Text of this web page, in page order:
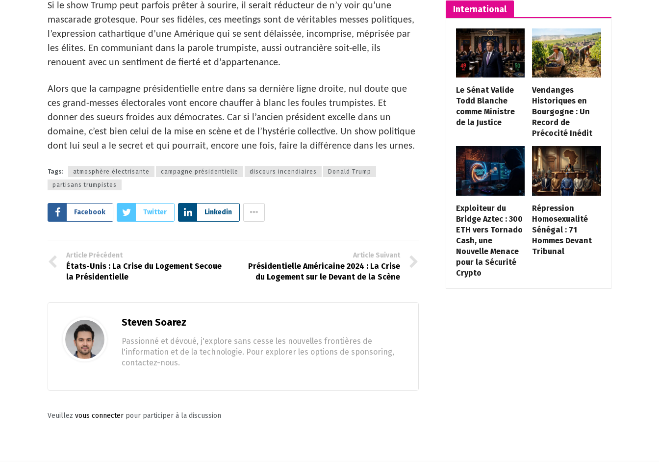
Si le show Trump peut parfois prêter à sourire, il serait réducteur de n’y voir qu’une
mascarade grotesque. Pour ses fidèles, ces meetings sont de véritables messes politiques,
l’expression cathartique d’une Amérique qui se sent délaissée, incomprise, méprisée par
les élites. En communiant dans la parole trumpiste, aussi outrancière soit-elle, ils
renouent avec un sentiment de fierté et d’appartenance.
Alors que la campagne présidentielle entre dans sa dernière ligne droite, nul doute que
ces grand-messes électorales vont encore chauffer à blanc les foules trumpistes. Et
donner des sueurs froides aux démocrates. Car si l’ancien président excelle dans un
domaine, c’est bien celui de la mise en scène et de l’hystérie collective. Un show politique
dont lui seul a le secret et qui pourrait, encore une fois, faire la différence dans les urnes.
Tags: atmosphère électrisante campagne présidentielle discours incendiaires
Donald Trump
partisans trumpistes
Facebook Twitter Linkedin
Article Précédent
États-Unis : La Crise du Logement Secoue
la Présidentielle
Article Suivant
Présidentielle Américaine 2024 : La Crise
du Logement sur le Devant de la Scène
Steven Soarez
Passionné et dévoué, j'explore sans cesse les nouvelles frontières de
l'information et de la technologie. Pour explorer les options de sponsoring,
contactez-nous.
Veuillez vous connecter pour participer à la discussion
International
Le Sénat Valide
Todd Blanche
comme Ministre
de la Justice
Vendanges
Historiques en
Bourgogne : Un
Record de
Précocité Inédit
Exploiteur du
Bridge Aztec : 300
ETH vers Tornado
Cash, une
Nouvelle Menace
pour la Sécurité
Crypto
Répression
Homosexualité
Sénégal : 71
Hommes Devant
Tribunal